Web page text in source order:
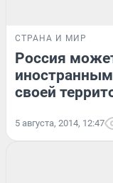
СТРАНА И МИР
Россия
своей
5 августа, 2014, 12:47